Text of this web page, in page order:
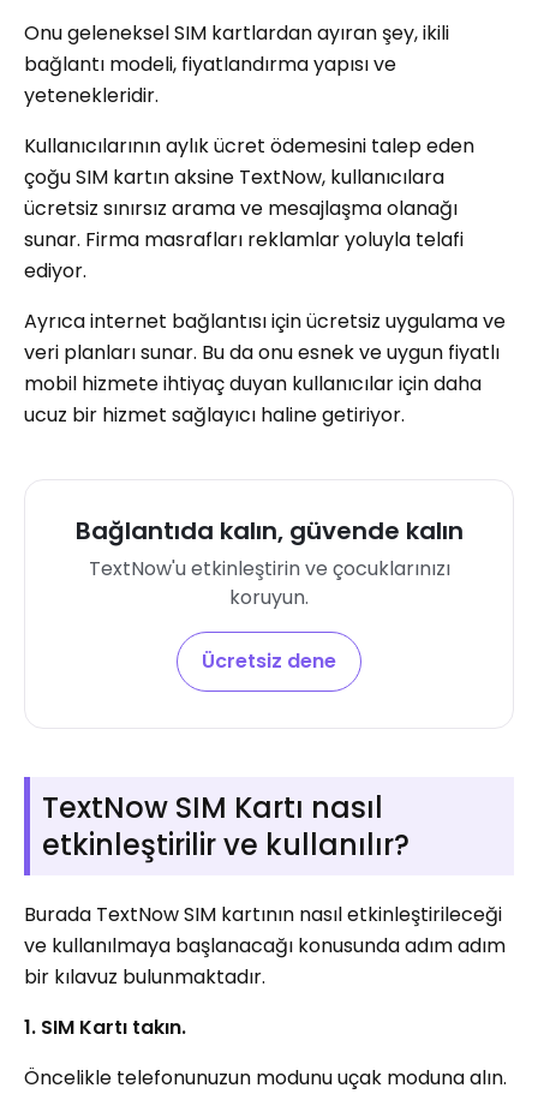
Onu geleneksel SIM kartlardan ayıran şey, ikili
bağlantı modeli, fiyatlandırma yapısı ve
yetenekleridir.
Kullanıcılarının aylık ücret ödemesini talep eden
çoğu SIM kartın aksine TextNow, kullanıcılara
ücretsiz sınırsız arama ve mesajlaşma olanağı
sunar. Firma masrafları reklamlar yoluyla telafi
ediyor.
Ayrıca internet bağlantısı için ücretsiz uygulama ve
veri planları sunar. Bu da onu esnek ve uygun fiyatlı
mobil hizmete ihtiyaç duyan kullanıcılar için daha
ucuz bir hizmet sağlayıcı haline getiriyor.
Bağlantıda kalın, güvende kalın
TextNow'u etkinleştirin ve çocuklarınızı
koruyun.
Ücretsiz dene
TextNow SIM Kartı nasıl
etkinleştirilir ve kullanılır?
Burada TextNow SIM kartının nasıl etkinleştirileceği
ve kullanılmaya başlanacağı konusunda adım adım
bir kılavuz bulunmaktadır.
1. SIM Kartı takın.
Öncelikle telefonunuzun modunu uçak moduna alın.